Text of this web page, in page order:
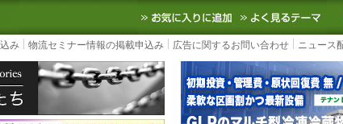
ュースサイト
3PL, SCMなど国内外の最新の物流ニュースをお届け
お気に入りに追加
み 物流セミナー情報の掲載申込み 広告に関するお問い合わせ ニュース